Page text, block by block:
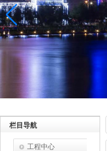
栏目导航
工程中心